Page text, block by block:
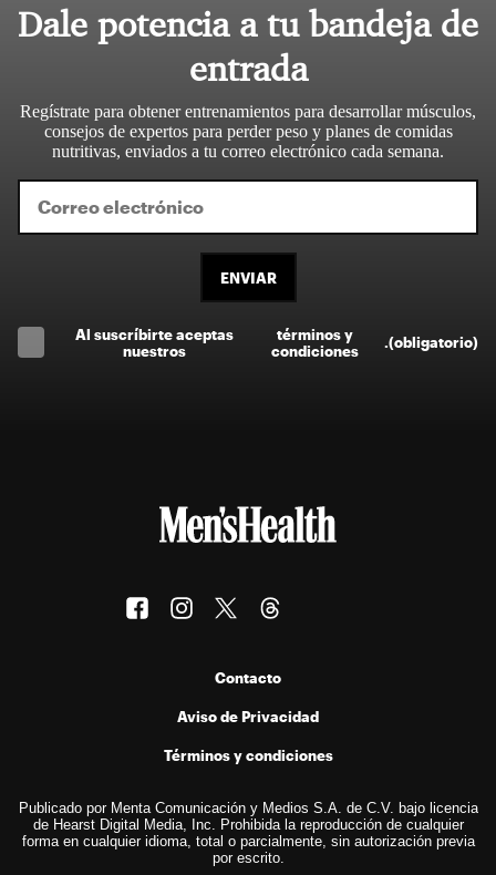
Dale potencia a tu bandeja de
entrada
Regístrate para obtener entrenamientos para desarrollar músculos,
consejos de expertos para perder peso y planes de comidas
nutritivas, enviados a tu correo electrónico cada semana.
ENVIAR
Al suscríbirte aceptas
nuestros
términos y
condiciones
.(obligatorio)
Contacto
Aviso de Privacidad
Términos y condiciones
Publicado por Menta Comunicación y Medios S.A. de C.V. bajo licencia
de Hearst Digital Media, Inc. Prohibida la reproducción de cualquier
forma en cualquier idioma, total o parcialmente, sin autorización previa
por escrito.